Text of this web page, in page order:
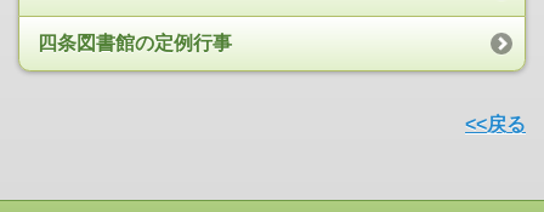
四条図書館の定例行事
<<戻る